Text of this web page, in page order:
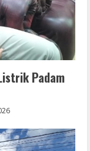
Padam